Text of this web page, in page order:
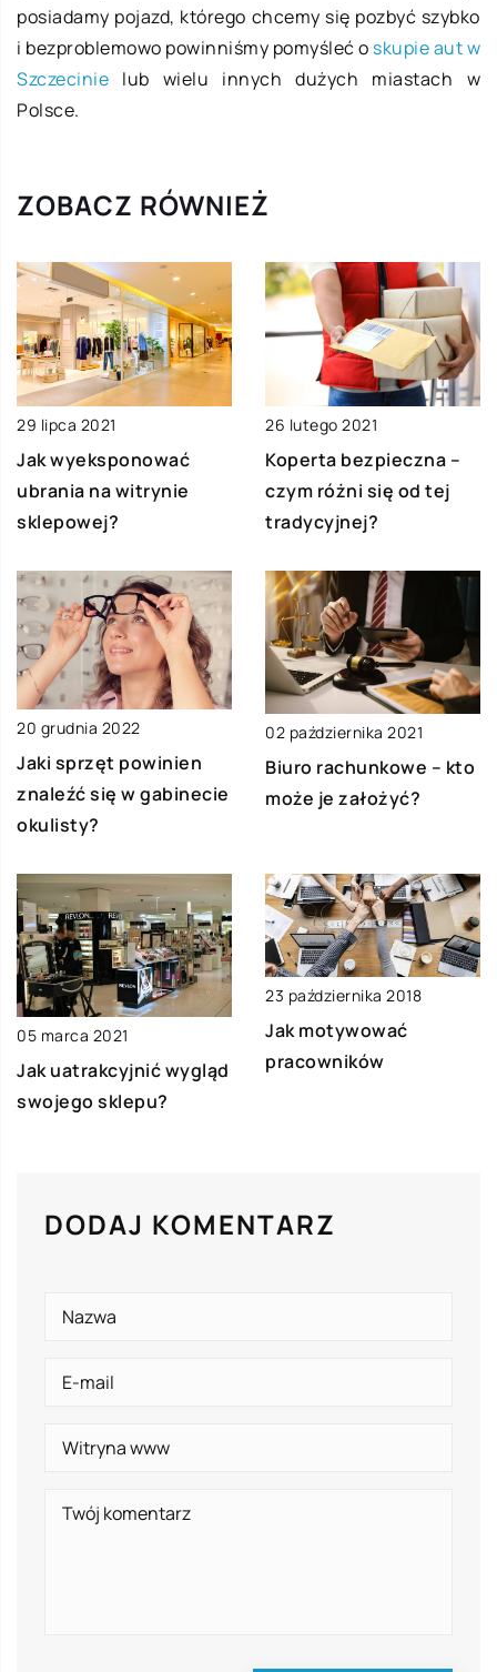
posiadamy pojazd, którego chcemy się pozbyć szybko
i bezproblemowo powinniśmy pomyśleć o skupie aut w
Szczecinie lub wielu innych dużych miastach w
Polsce.
ZOBACZ RÓWNIEŻ
29 lipca 2021
Jak wyeksponować
ubrania na witrynie
sklepowej?
26 lutego 2021
Koperta bezpieczna –
czym różni się od tej
tradycyjnej?
20 grudnia 2022
Jaki sprzęt powinien
znaleźć się w gabinecie
okulisty?
02 października 2021
Biuro rachunkowe – kto
może je założyć?
05 marca 2021
Jak uatrakcyjnić wygląd
swojego sklepu?
23 października 2018
Jak motywować
pracowników
DODAJ KOMENTARZ